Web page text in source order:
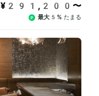
¥291,200〜
最大5% たまる